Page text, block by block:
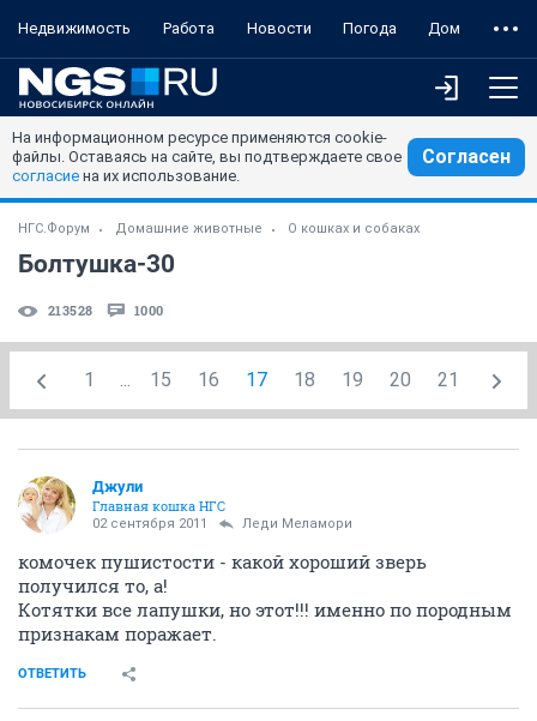
Недвижимость Работа Новости Погода Дом
На информационном ресурсе применяются cookie-
файлы. Оставаясь на сайте, вы подтверждаете свое
согласие на их использование.
Согласен
НГС.Форум Домашние животные О кошках и собаках
Болтушка-30
213528 1000
1 ... 15 16 17 18 19 20 21
Джули
Главная кошка НГС
02 сентября 2011 Леди Меламори
комочек пушистости - какой хороший зверь
получился то, а!
Котятки все лапушки, но этот!!! именно по породным
признакам поражает.
ОТВЕТИТЬ